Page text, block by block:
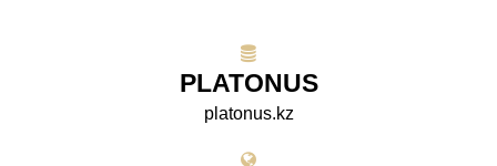
PLATONUS
platonus.kz